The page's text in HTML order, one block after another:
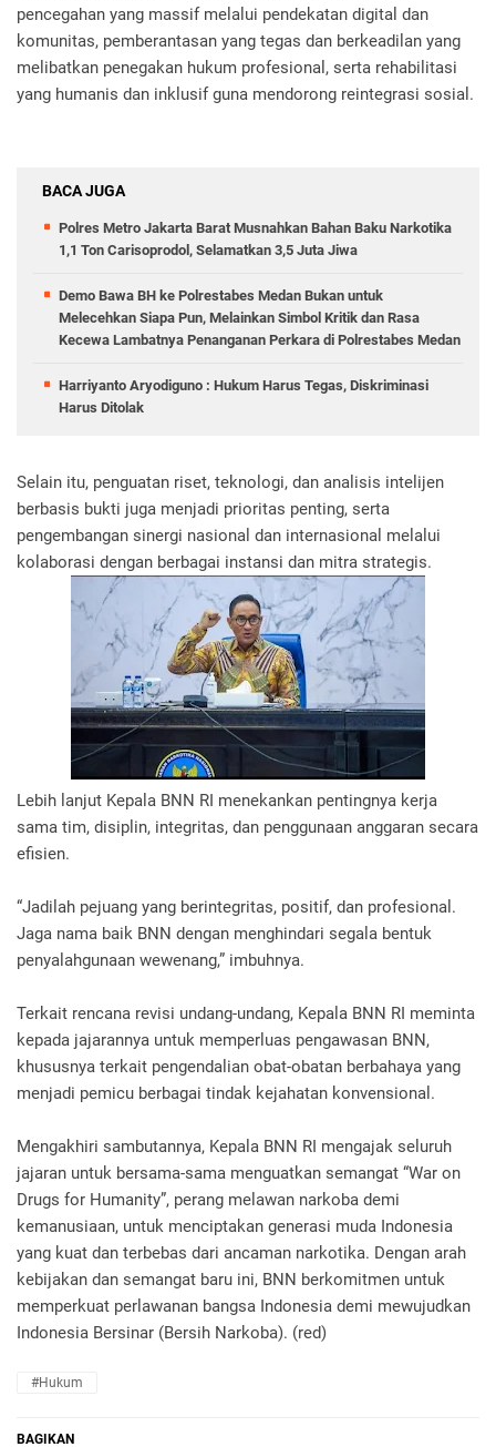
pencegahan yang massif melalui pendekatan digital dan
komunitas, pemberantasan yang tegas dan berkeadilan yang
melibatkan penegakan hukum profesional, serta rehabilitasi
yang humanis dan inklusif guna mendorong reintegrasi sosial.
BACA JUGA
Polres Metro Jakarta Barat Musnahkan Bahan Baku Narkotika
1,1 Ton Carisoprodol, Selamatkan 3,5 Juta Jiwa
Demo Bawa BH ke Polrestabes Medan Bukan untuk
Melecehkan Siapa Pun, Melainkan Simbol Kritik dan Rasa
Kecewa Lambatnya Penanganan Perkara di Polrestabes Medan
Harriyanto Aryodiguno : Hukum Harus Tegas, Diskriminasi
Harus Ditolak
Selain itu, penguatan riset, teknologi, dan analisis intelijen
berbasis bukti juga menjadi prioritas penting, serta
pengembangan sinergi nasional dan internasional melalui
kolaborasi dengan berbagai instansi dan mitra strategis.
Lebih lanjut Kepala BNN RI menekankan pentingnya kerja
sama tim, disiplin, integritas, dan penggunaan anggaran secara
efisien.
“Jadilah pejuang yang berintegritas, positif, dan profesional.
Jaga nama baik BNN dengan menghindari segala bentuk
penyalahgunaan wewenang,” imbuhnya.
Terkait rencana revisi undang-undang, Kepala BNN RI meminta
kepada jajarannya untuk memperluas pengawasan BNN,
khususnya terkait pengendalian obat-obatan berbahaya yang
menjadi pemicu berbagai tindak kejahatan konvensional.
Mengakhiri sambutannya, Kepala BNN RI mengajak seluruh
jajaran untuk bersama-sama menguatkan semangat “War on
Drugs for Humanity”, perang melawan narkoba demi
kemanusiaan, untuk menciptakan generasi muda Indonesia
yang kuat dan terbebas dari ancaman narkotika. Dengan arah
kebijakan dan semangat baru ini, BNN berkomitmen untuk
memperkuat perlawanan bangsa Indonesia demi mewujudkan
Indonesia Bersinar (Bersih Narkoba). (red)
#Hukum
BAGIKAN